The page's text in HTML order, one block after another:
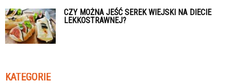
CZY MOŻNA JEŚĆ SEREK WIEJSKI NA DIECIE
LEKKOSTRAWNEJ?
KATEGORIE